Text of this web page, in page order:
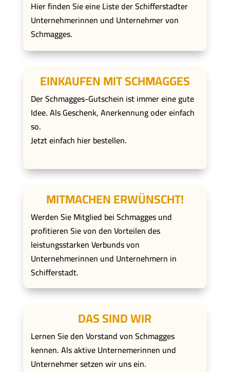
Hier finden Sie eine Liste der Schifferstadter
Unternehmerinnen und Unternehmer von
Schmagges.
EINKAUFEN MIT SCHMAGGES
Der Schmagges-Gutschein ist immer eine gute
Idee. Als Geschenk, Anerkennung oder einfach
so.
Jetzt einfach hier bestellen.
MITMACHEN ERWÜNSCHT!
Werden Sie Mitglied bei Schmagges und
profitieren Sie von den Vorteilen des
leistungsstarken Verbunds von
Unternehmerinnen und Unternehmern in
Schifferstadt.
DAS SIND WIR
Lernen Sie den Vorstand von Schmagges
kennen. Als aktive Unternemerinnen und
Unternehmer setzen wir uns ein.